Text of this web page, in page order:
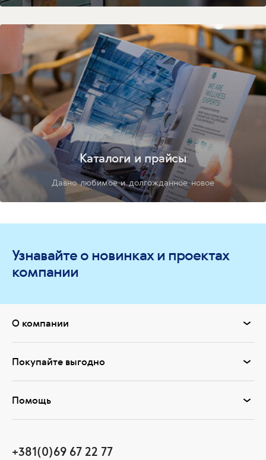
Каталоги и прайсы
Давно любимое и долгожданное новое
Узнавайте о новинках и проектах
компании
О компании
Покупайте выгодно
Помощь
+381(0)69 67 22 77